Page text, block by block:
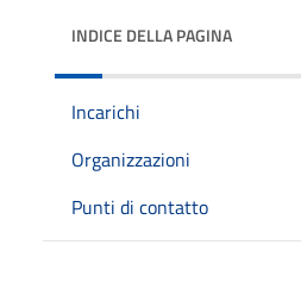
INDICE DELLA PAGINA
Incarichi
Organizzazioni
Punti di contatto